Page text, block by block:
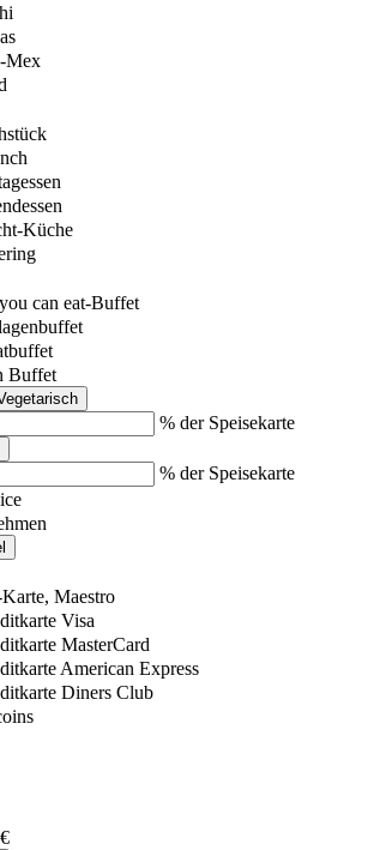
Mex
Küche
can eat-Buffet
Buffet
% der Speisekarte
% der Speisekarte
Maestro
Visa
MasterCard
American Express
Diners Club